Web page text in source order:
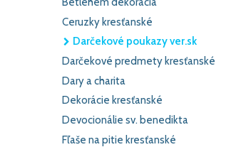
Ceruzky kresťanské
Darčekové poukazy ver.sk
Darčekové predmety kresťanské
Dary a charita
Dekorácie kresťanské
Devocionálie sv. benedikta
Fľaše na pitie kresťanské